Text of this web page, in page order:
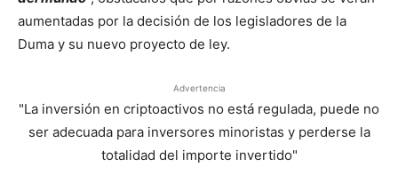
aumentadas por la decisión de los legisladores de la
Duma y su nuevo proyecto de ley.
Advertencia
"La inversión en criptoactivos no está regulada, puede no
ser adecuada para inversores minoristas y perderse la
totalidad del importe invertido"